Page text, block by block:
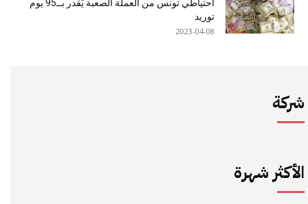
احتياطي تونس من العملة الصعبة يُقدر بــ95 يوم
توريد
2023-04-08
شركة
الأكثر شهرة